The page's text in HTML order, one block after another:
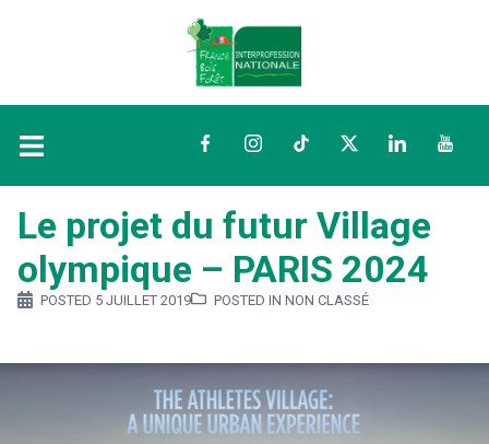
FacebookInstagramTikTokTwitterLinkedIn
Le projet du futur Village
olympique – PARIS 2024
POSTED 5 JUILLET 2019 POSTED IN NON CLASSÉ